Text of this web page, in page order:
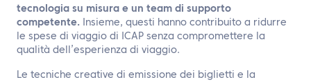
tecnologia su misura e un team di supporto
competente. Insieme, questi hanno contribuito a ridurre
le spese di viaggio di ICAP senza compromettere la
qualità dell’esperienza di viaggio.
Le tecniche creative di emissione dei biglietti e la